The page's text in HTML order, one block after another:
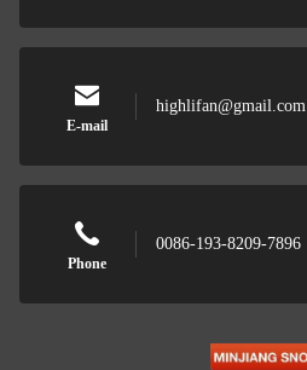
E-mail
highlifan@gmail.com
Phone
0086-193-8209-7896